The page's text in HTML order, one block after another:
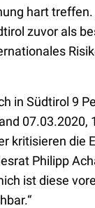
hart
zuvor als
in Südtirol 9
07.03.2020,
kritisieren die
Philipp
ist diese